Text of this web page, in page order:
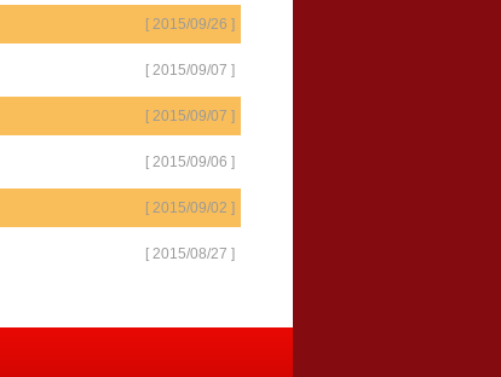
[ 2015/09/26 ]
[ 2015/09/07 ]
[ 2015/09/07 ]
[ 2015/09/06 ]
[ 2015/09/02 ]
[ 2015/08/27 ]